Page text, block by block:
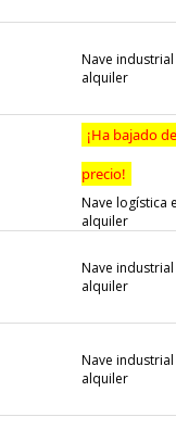
Nave
alquiler
¡Ha bajado de
precio!
Nave logística
alquiler
Nave
alquiler
Nave
alquiler